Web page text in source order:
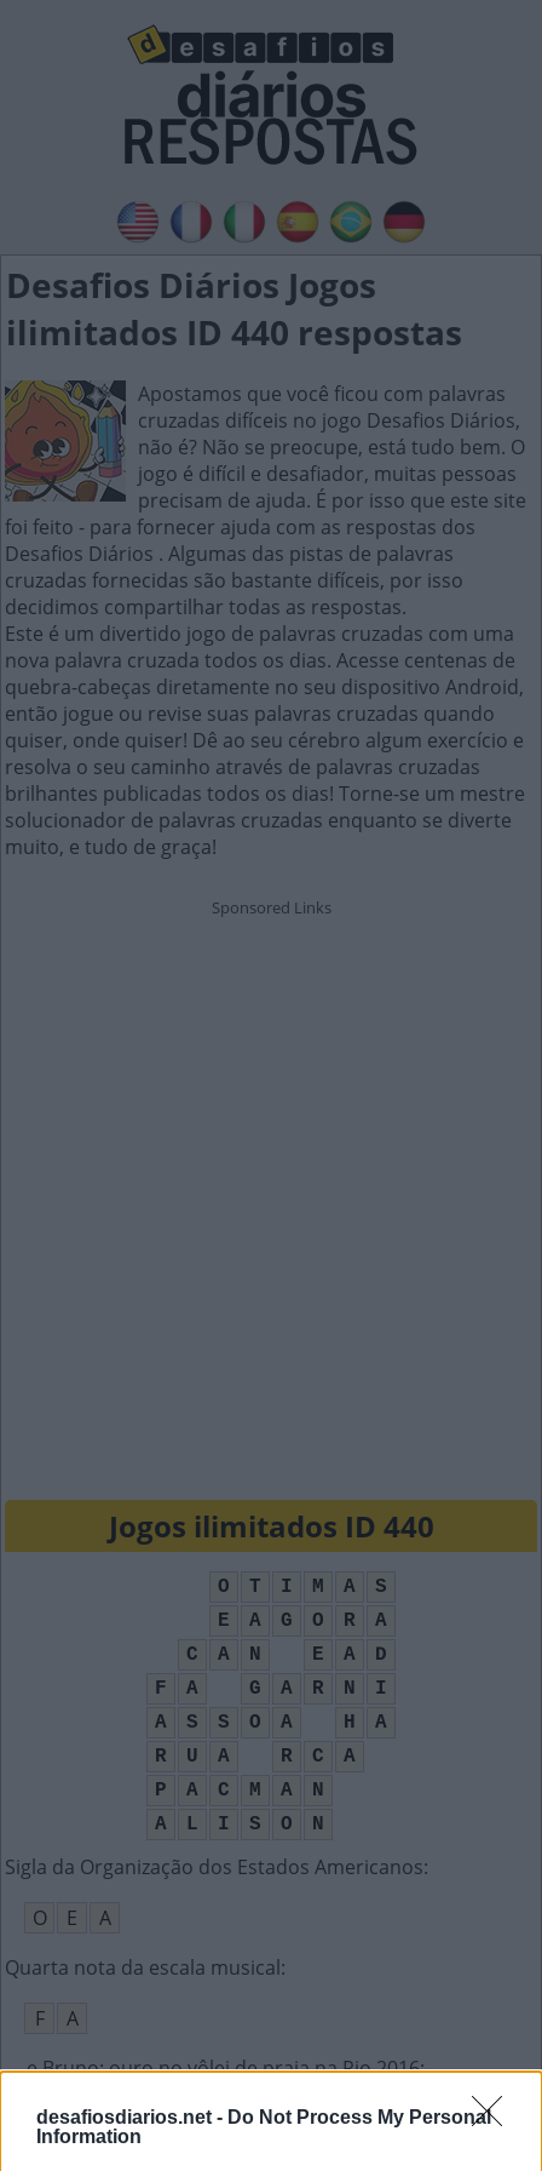
desafiosdiarios.net - Do Not Process My Personal
Information
Desafios Diários Jogos
ilimitados ID 440 respostas
Apostamos que você ficou com palavras
cruzadas difíceis no jogo Desafios Diários,
não é? Não se preocupe, está tudo bem. O
jogo é difícil e desafiador, muitas pessoas
precisam de ajuda. É por isso que este site
foi feito - para fornecer ajuda com as respostas dos
Desafios Diários . Algumas das pistas de palavras
cruzadas fornecidas são bastante difíceis, por isso
decidimos compartilhar todas as respostas.
Este é um divertido jogo de palavras cruzadas com uma
nova palavra cruzada todos os dias. Acesse centenas de
quebra-cabeças diretamente no seu dispositivo Android,
então jogue ou revise suas palavras cruzadas quando
quiser, onde quiser! Dê ao seu cérebro algum exercício e
resolva o seu caminho através de palavras cruzadas
brilhantes publicadas todos os dias! Torne-se um mestre
solucionador de palavras cruzadas enquanto se diverte
muito, e tudo de graça!
Jogos ilimitados ID 440
O T I M A
S
E
A G O R
A
C
A N E A
D
F
A G A R N
I
A
S S O A H
A
R
U A R C
A
P
A C M A
N
A
L I S O N
Sigla da Organização dos Estados Americanos:
O
E
A
Quarta nota da escala musical:
F
A
__ e Bruno: ouro no vôlei de praia na Rio 2016:
A
L I S O
N